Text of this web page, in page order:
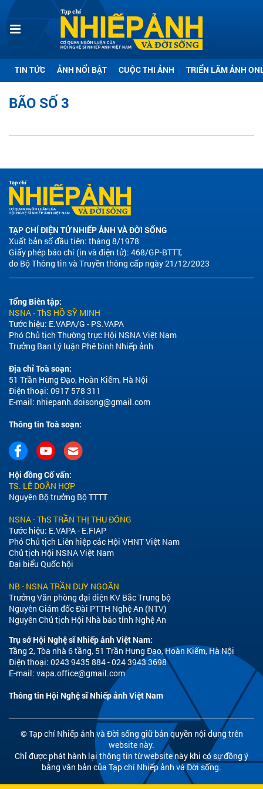
TIN TỨC ẢNH NỔI BẬT CUỘC THI ẢNH TRIỂN LÃM ẢNH
BÃO SỐ 3
TẠP CHÍ ĐIỆN TỬ NHIẾP ẢNH VÀ ĐỜI SỐNG
Xuất bản số đầu tiên: tháng 8/1978
Giấy phép báo chí (in và điện tử): 468/GP-BTTT,
do Bộ Thông tin và Truyền thông cấp ngày 21/12/2023
Tổng Biên tập:
NSNA - ThS HỒ SỸ MINH
Tước hiệu: E.VAPA/G - PS.VAPA
Phó Chủ tịch Thường trực Hội NSNA Việt Nam
Trưởng Ban Lý luận Phê bình Nhiếp ảnh
Địa chỉ Toà soạn:
51 Trần Hưng Đạo, Hoàn Kiếm, Hà Nội
Điện thoại: 0917 578 311
E-mail: nhiepanh.doisong@gmail.com
Thông tin Toà soạn:
Hội đồng Cố vấn:
TS. LÊ DOÃN HỢP
Nguyên Bộ trưởng Bộ TTTT
NSNA - ThS TRẦN THỊ THU ĐÔNG
Tước hiệu: E.VAPA - E.FIAP
Phó Chủ tịch Liên hiệp các Hội VHNT Việt Nam
Chủ tịch Hội NSNA Việt Nam
Đại biểu Quốc hội
NB - NSNA TRẦN DUY NGOÃN
Trưởng Văn phòng đại diện KV Bắc Trung bộ
Nguyên Giám đốc Đài PTTH Nghệ An (NTV)
Nguyên Chủ tịch Hội Nhà báo tỉnh Nghệ An
Trụ sở Hội Nghệ sĩ Nhiếp ảnh Việt Nam:
Tầng 2, Tòa nhà 6 tầng, 51 Trần Hưng Đạo, Hoàn Kiếm, Hà Nội
Điện thoại: 0243 9435 884 - 024 3943 3698
E-mail: vapa.office@gmail.com
Thông tin Hội Nghệ sĩ Nhiếp ảnh Việt Nam
© Tạp chí Nhiếp ảnh và Đời sống giữ bản quyền nội dung trên
website này.
Chỉ được phát hành lại thông tin từ website này khi có sự đồng ý
bằng văn bản của Tạp chí Nhiếp ảnh và Đời sống.